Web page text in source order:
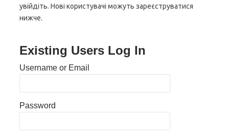
увійдіть. Нові користувачі можуть зареєструватися
нижче.
Existing Users Log In
Username or Email
Password